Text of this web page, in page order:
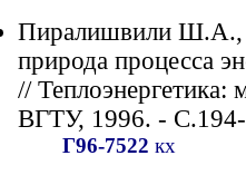
Пиралишвили Ш.А.,
природа процесса
//
ВГТУ, 1996. -
Г96-7522 кх